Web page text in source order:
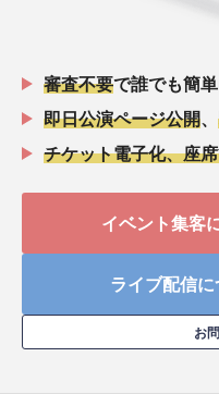
審査不要で誰でも簡
即日公演ページ公開
チケット電子化、座
イベント集客
ライブ配信
お